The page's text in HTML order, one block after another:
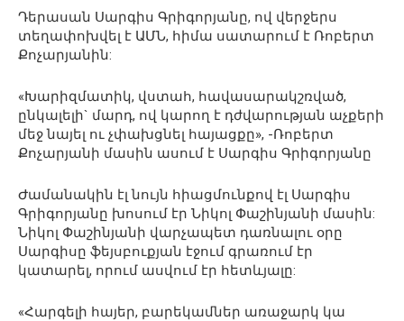
Դերասան Սարգիս Գրիգորյանը, ով վերջերս
տեղափոխվել է ԱՄՆ, հիմա սատարում է Ռոբերտ
Քոչարյանին:
«Խարիզմատիկ, վստահ, հավասարակշռված,
ընկալելի` մարդ, ով կարող է դժվարության աչքերի
մեջ նայել ու չփախցնել հայացքը», -Ռոբերտ
Քոչարյանի մասին ասում է Սարգիս Գրիգորյանը
Ժամանակին էլ նույն հիացմունքով էլ Սարգիս
Գրիգորյանը խոսում էր Նիկոլ Փաշինյանի մասին:
Նիկոլ Փաշինյանի վարչապետ դառնալու օրը
Սարգիսը ֆեյսբուքյան էջում գրառում էր
կատարել, որում ասվում էր հետևյալը:
«Հարգելի հայեր, բարեկամներ առաջարկ կա